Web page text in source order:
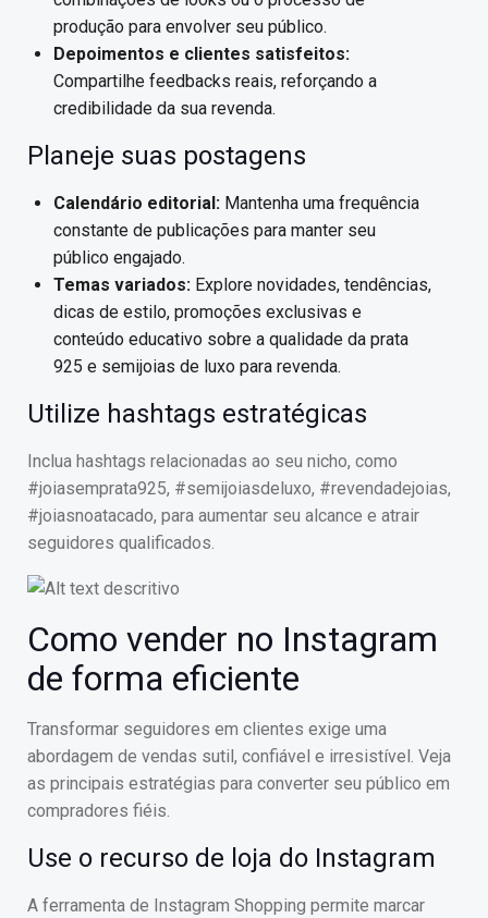
produção para envolver seu público.
Depoimentos e clientes satisfeitos:
Compartilhe feedbacks reais, reforçando a
credibilidade da sua revenda.
Planeje suas postagens
Calendário editorial: Mantenha uma frequência
constante de publicações para manter seu
público engajado.
Temas variados: Explore novidades, tendências,
dicas de estilo, promoções exclusivas e
conteúdo educativo sobre a qualidade da prata
925 e semijoias de luxo para revenda.
Utilize hashtags estratégicas
Inclua hashtags relacionadas ao seu nicho, como
#joiasemprata925, #semijoiasdeluxo, #revendadejoias,
#joiasnoatacado, para aumentar seu alcance e atrair
seguidores qualificados.
Como vender no Instagram
de forma eficiente
Transformar seguidores em clientes exige uma
abordagem de vendas sutil, confiável e irresistível. Veja
as principais estratégias para converter seu público em
compradores fiéis.
Use o recurso de loja do Instagram
A ferramenta de Instagram Shopping permite marcar